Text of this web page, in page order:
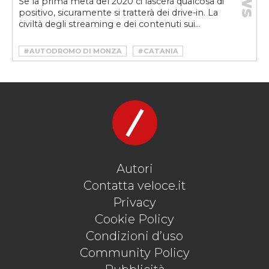
positivo, sicuramente si tratterà dei drive-in. La
civiltà degli streaming e dei contenuti sui...
#AUTODROMO DI MONZA
#CATANIA
#CINE STAR
#CINECITTÀ
#DRIVE-IN
#ST. MORITZ DRIVE-IN
Autori
Contatta veloce.it
Privacy
Cookie Policy
Condizioni d’uso
Community Policy